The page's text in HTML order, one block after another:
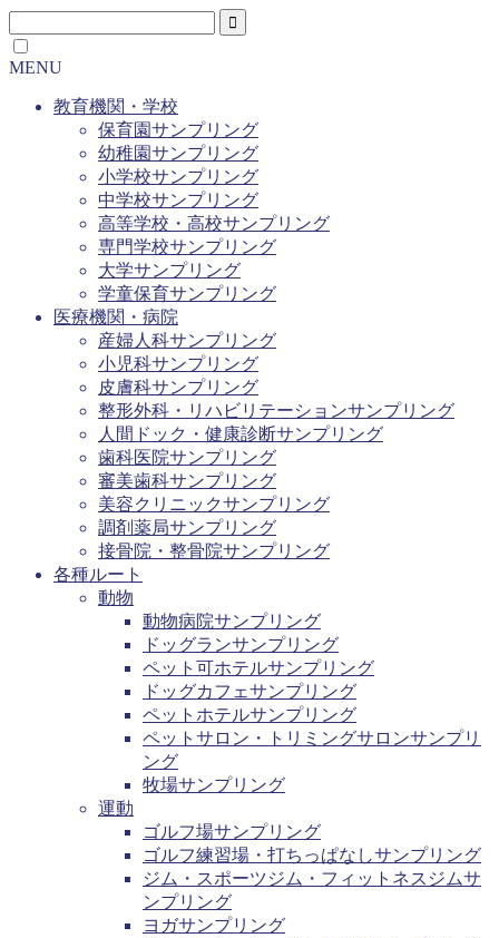
MENU
教育機関・学校
保育園サンプリング
幼稚園サンプリング
小学校サンプリング
中学校サンプリング
高等学校・高校サンプリング
専門学校サンプリング
大学サンプリング
学童保育サンプリング
医療機関・病院
産婦人科サンプリング
小児科サンプリング
皮膚科サンプリング
整形外科・リハビリテーションサンプリング
人間ドック・健康診断サンプリング
歯科医院サンプリング
審美歯科サンプリング
美容クリニックサンプリング
調剤薬局サンプリング
接骨院・整骨院サンプリング
各種ルート
動物
動物病院サンプリング
ドッグランサンプリング
ペット可ホテルサンプリング
ドッグカフェサンプリング
ペットホテルサンプリング
ペットサロン・トリミングサロンサンプリ
ング
牧場サンプリング
運動
ゴルフ場サンプリング
ゴルフ練習場・打ちっぱなしサンプリング
ジム・スポーツジム・フィットネスジムサ
ンプリング
ヨガサンプリング